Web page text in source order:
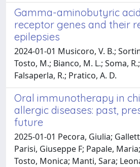
Gamma-aminobutyric
receptor genes and their
epilepsies
2024-01-01 Musicoro, V. B.;
Tosto, M.; Bianco, M. L.; Soma,
Falsaperla, R.; Pratico, A. D.
Oral immunotherapy in
allergic diseases: past,
future
2025-01-01 Pecora, Giulia;
Parisi, Giuseppe F; Papale,
Tosto, Monica; Manti, Sara;